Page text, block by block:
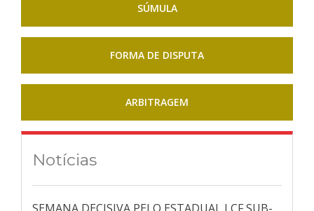
SÚMULA
FORMA DE DISPUTA
ARBITRAGEM
Notícias